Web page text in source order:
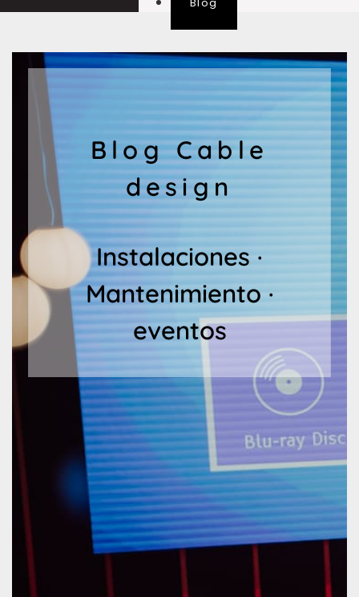
Blog Cable
design
Instalaciones ·
Mantenimiento ·
eventos